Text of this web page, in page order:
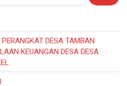
DESA TAMBAN
KEUANGAN DESA DESA